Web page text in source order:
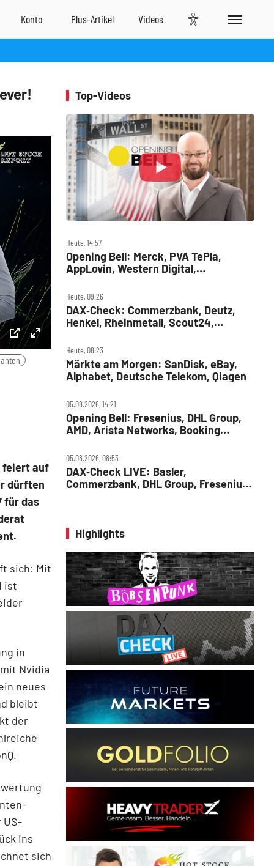
PIP Enter
fullscreen
feiert auf
dürften
für das
sich: Mit
ist
in
Nvidia
neues
bleibt
der
US-
ins
sich
Top-Videos
Heute, 14:57
Opening Bell: Merck, PVA TePla,
AppLovin, Western Digital,
Heute, 09:26
DAX‑Check: Commerzbank, Deutz,
Henkel, Rheinmetall, Scout24,
Internet
Heute, 08:23
Märkte am Morgen: SanDisk, eBay,
Alphabet, Deutsche Telekom, Qiagen
05.08.2026, 14:21
Opening Bell: Fresenius, DHL Group,
AMD, Arista Networks, Booking
05.08.2026, 08:53
DAX‑Check LIVE: Basler,
Commerzbank, DHL Group, Fresenius,
Highlights